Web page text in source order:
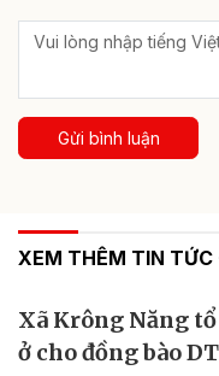
Gửi bình luận
XEM THÊM TIN TỨC
Xã Krông Năng
ở cho đồng bào